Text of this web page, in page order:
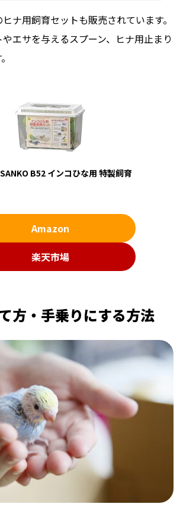
ナ用飼育セットも販売されています。
エサを与えるスプーン、ヒナ用止まり
B52 インコひな用 特製飼育
Amazon
楽天市場
方・手乗りにする方法